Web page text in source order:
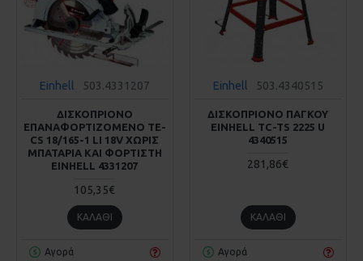
Einhell 503.4331207
ΔΙΣΚΟΠΡΙΟΝΟ
ΕΠΑΝΑΦΟΡΤΙΖΟΜΕΝΟ TE-
CS 18/165-1 LI 18V ΧΩΡΙΣ
ΜΠΑΤΑΡΙΑ ΚΑΙ ΦΟΡΤΙΣΤΗ
EINHELL 4331207
105,35€
ΚΑΛΆΘΙ
Αγορά
Einhell 503.4340515
ΔΙΣΚΟΠΡΙΟΝΟ ΠΑΓΚΟΥ
EINHELL TC-TS 2225 U
4340515
281,86€
ΚΑΛΆΘΙ
Αγορά